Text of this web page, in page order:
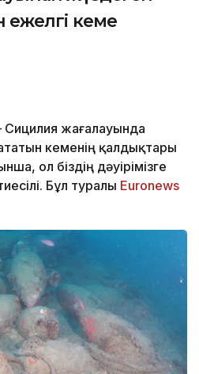
кеме
жағалауында
кеменің қалдықтары
ол біздің дәуірімізге
Бұл туралы Еuronews